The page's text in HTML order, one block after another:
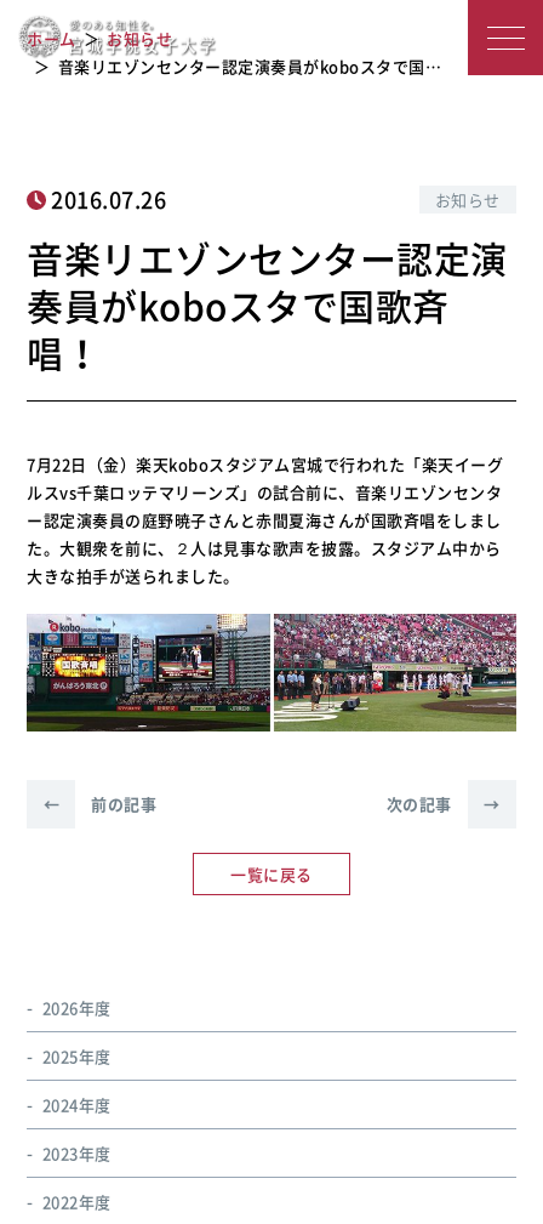
城
子
大
音楽リエゾンセンター認定演奏員がko
boスタで国歌斉唱！
ホーム
お知らせ
音楽リエゾンセンター認定演奏員がkoboスタで国…
2016.07.26 お知らせ
音楽リエゾンセンター認定演
奏員がkoboスタで国歌斉
唱！
7月22日（金）楽天koboスタジアム宮城で行われた「楽天イーグ
ルスvs千葉ロッテマリーンズ」の試合前に、音楽リエゾンセンタ
ー認定演奏員の庭野暁子さんと赤間夏海さんが国歌斉唱をしまし
た。大観衆を前に、２人は見事な歌声を披露。スタジアム中から
大きな拍手が送られました。
← 前の記事
一覧に戻る
次の記事 →
2026年度
2025年度
2024年度
2023年度
2022年度